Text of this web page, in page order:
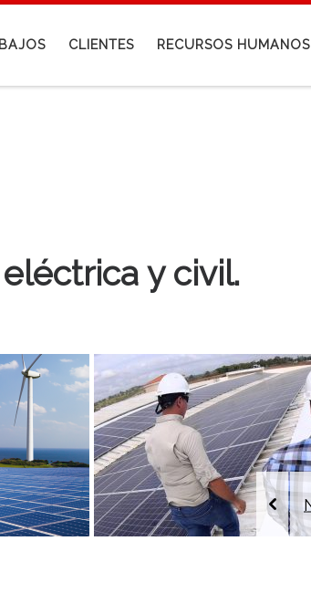
CLIENTES RECURSOS HUMANOS
y civil.